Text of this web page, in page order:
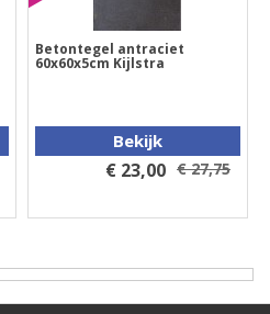
Betontegel antraciet
60x60x5cm Kijlstra
Bekijk
€ 23,00 € 27,75